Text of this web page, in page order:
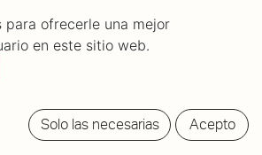
para ofrecerle una mejor
en este sitio web.
Solo las necesarias Acepto